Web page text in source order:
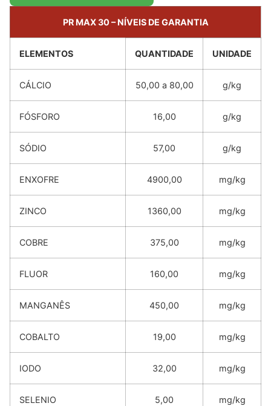
PR MAX 30 – NÍVEIS DE GARANTIA
ELEMENTOS QUANTIDADE UNIDADE
CÁLCIO 50,00 a 80,00 g/kg
FÓSFORO 16,00 g/kg
SÓDIO 57,00 g/kg
ENXOFRE 4900,00 mg/kg
ZINCO 1360,00 mg/kg
COBRE 375,00 mg/kg
FLUOR 160,00 mg/kg
MANGANÊS 450,00 mg/kg
COBALTO 19,00 mg/kg
IODO 32,00 mg/kg
SELENIO 5,00 mg/kg